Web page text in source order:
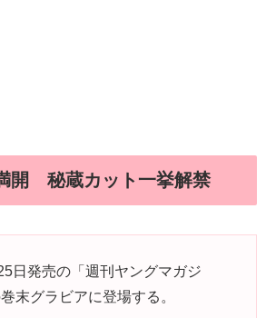
開 秘蔵カット一挙解禁
日発売の「週刊ヤングマガジ
末グラビアに登場する。